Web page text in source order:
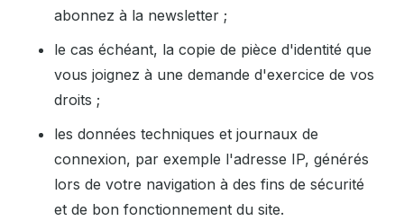
abonnez à la newsletter ;
le cas échéant, la copie de pièce d'identité que
vous joignez à une demande d'exercice de vos
droits ;
les données techniques et journaux de
connexion, par exemple l'adresse IP, générés
lors de votre navigation à des fins de sécurité
et de bon fonctionnement du site.